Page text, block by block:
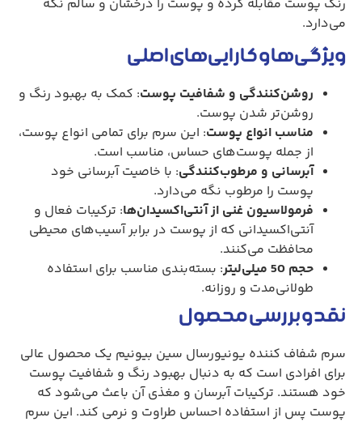
رنگ پوست مقابله کرده و پوست را درخشان و سالم نگه
می‌دارد.
ویژگی‌ها و کارایی‌های اصلی
روشن‌کنندگی و شفافیت پوست: کمک به بهبود رنگ و
روشن‌تر شدن پوست.
مناسب انواع پوست: این سرم برای تمامی انواع پوست،
از جمله پوست‌های حساس، مناسب است.
آبرسانی و مرطوب‌کنندگی: با خاصیت آبرسانی خود
پوست را مرطوب نگه می‌دارد.
فرمولاسیون غنی از آنتی‌اکسیدان‌ها: ترکیبات فعال و
آنتی‌اکسیدانی که از پوست در برابر آسیب‌های محیطی
محافظت می‌کنند.
حجم 50 میلی‌لیتر
: بسته‌بندی مناسب برای استفاده
طولانی‌مدت و روزانه.
نقد و بررسی محصول
سرم شفاف کننده یونیورسال سین بیونیم یک محصول عالی
برای افرادی است که به دنبال بهبود رنگ و شفافیت پوست
خود هستند. ترکیبات آبرسان و مغذی آن باعث می‌شود که
پوست پس از استفاده احساس طراوت و نرمی کند. این سرم